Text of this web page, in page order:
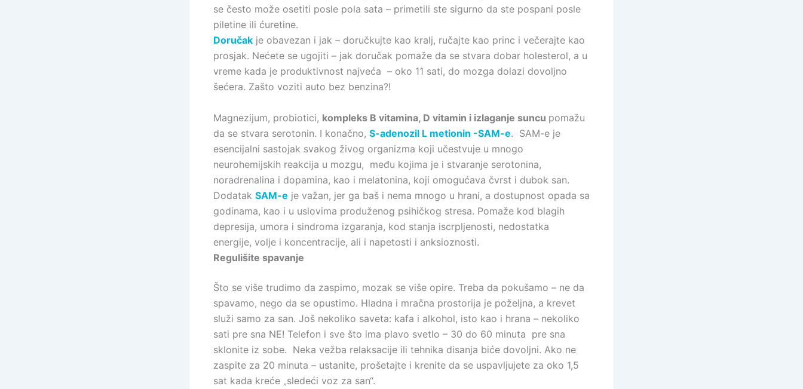
se često može osetiti posle pola sata – primetili ste sigurno da ste pospani posle
piletine ili ćuretine.
Doručak je obavezan i jak – doručkujte kao kralj, ručajte kao princ i večerajte kao
prosjak. Nećete se ugojiti – jak doručak pomaže da se stvara dobar holesterol, a u
vreme kada je produktivnost najveća – oko 11 sati, do mozga dolazi dovoljno
šećera. Zašto voziti auto bez benzina?!
Magnezijum, probiotici, kompleks B vitamina, D vitamin i izlaganje suncu pomažu
da se stvara serotonin. I konačno, S-adenozil L metionin -SAM-e. SAM-e je
esencijalni sastojak svakog živog organizma koji učestvuje u mnogo
neurohemijskih reakcija u mozgu, među kojima je i stvaranje serotonina,
noradrenalina i dopamina, kao i melatonina, koji omogućava čvrst i dubok san.
Dodatak SAM-e je važan, jer ga baš i nema mnogo u hrani, a dostupnost opada sa
godinama, kao i u uslovima produženog psihičkog stresa. Pomaže kod blagih
depresija, umora i sindroma izgaranja, kod stanja iscrpljenosti, nedostatka
energije, volje i koncentracije, ali i napetosti i anksioznosti.
Regulišite spavanje
Što se više trudimo da zaspimo, mozak se više opire. Treba da pokušamo – ne da
spavamo, nego da se opustimo. Hladna i mračna prostorija je poželjna, a krevet
služi samo za san. Još nekoliko saveta: kafa i alkohol, isto kao i hrana – nekoliko
sati pre sna NE! Telefon i sve što ima plavo svetlo – 30 do 60 minuta pre sna
sklonite iz sobe. Neka vežba relaksacije ili tehnika disanja biće dovoljni. Ako ne
zaspite za 20 minuta – ustanite, prošetajte i krenite da se uspavljujete za oko 1,5
sat kada kreće „sledeći voz za san“.